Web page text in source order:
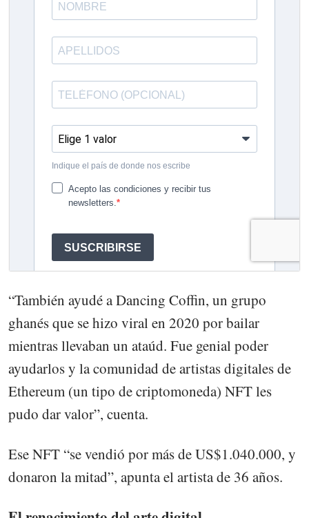
“También ayudé a Dancing Coffin, un grupo
ghanés que se hizo viral en 2020 por bailar
mientras llevaban un ataúd. Fue genial poder
ayudarlos y la comunidad de artistas digitales de
Ethereum (un tipo de criptomoneda) NFT les
pudo dar valor”, cuenta.
Ese NFT “se vendió por más de US$1.040.000, y
donaron la mitad”, apunta el artista de 36 años.